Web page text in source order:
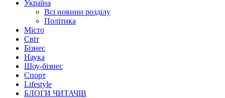
Україна
Всі новини розділу
Політика
Місто
Світ
Бізнес
Наука
Шоу-бізнес
Спорт
Lifestyle
БЛОГИ ЧИТАЧІВ